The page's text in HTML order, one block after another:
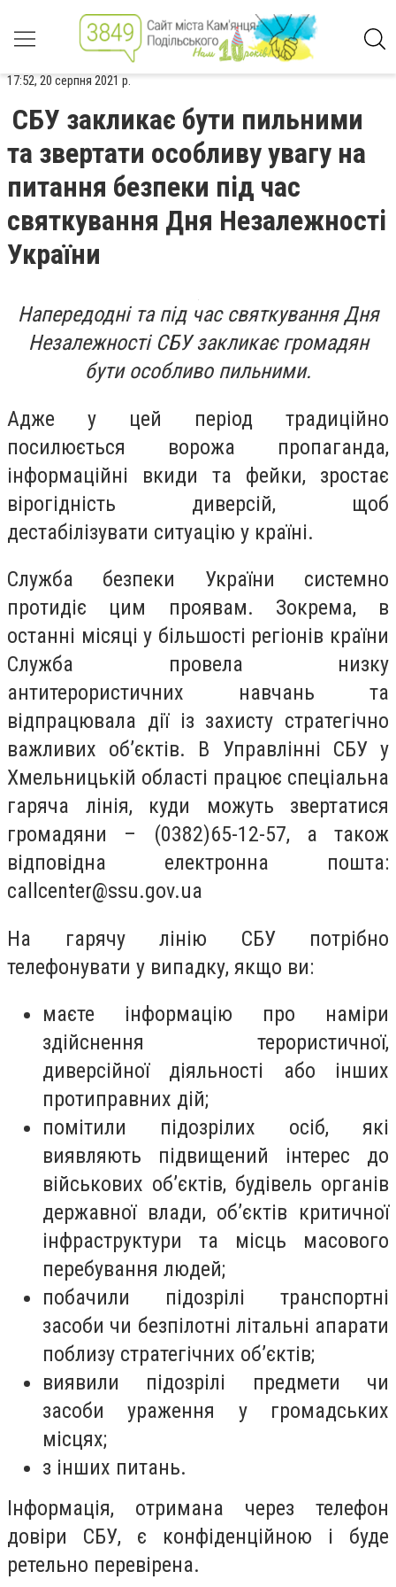
17:52, 20 серпня 2021 р.
СБУ закликає бути пильними
та звертати особливу увагу на
питання безпеки під час
святкування Дня Незалежності
України
Напередодні та під час святкування Дня
Незалежності СБУ закликає громадян
бути особливо пильними.
Адже у цей період традиційно
посилюється ворожа пропаганда,
інформаційні вкиди та фейки, зростає
вірогідність диверсій, щоб
дестабілізувати ситуацію у країні.
Служба безпеки України системно
протидіє цим проявам. Зокрема, в
останні місяці у більшості регіонів країни
Служба провела низку
антитерористичних навчань та
відпрацювала дії із захисту стратегічно
важливих об’єктів. В Управлінні СБУ у
Хмельницькій області працює спеціальна
гаряча лінія, куди можуть звертатися
громадяни – (0382)65-12-57, а також
відповідна електронна пошта:
callcenter@ssu.gov.ua
На гарячу лінію СБУ потрібно
телефонувати у випадку, якщо ви:
маєте інформацію про наміри
здійснення терористичної,
диверсійної діяльності або інших
протиправних дій;
помітили підозрілих осіб, які
виявляють підвищений інтерес до
військових об’єктів, будівель органів
державної влади, об’єктів критичної
інфраструктури та місць масового
перебування людей;
побачили підозрілі транспортні
засоби чи безпілотні літальні апарати
поблизу стратегічних об’єктів;
виявили підозрілі предмети чи
засоби ураження у громадських
місцях;
з інших питань.
Інформація, отримана через телефон
довіри СБУ, є конфіденційною і буде
ретельно перевірена.